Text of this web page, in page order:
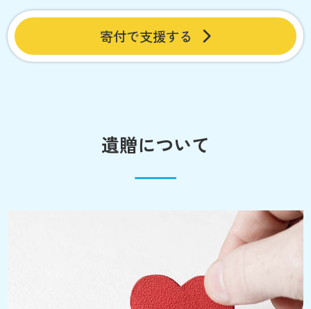
寄付で支援する
遺贈について